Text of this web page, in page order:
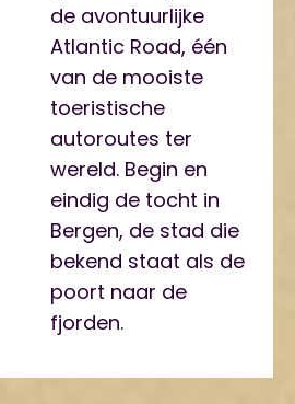
de avontuurlijke
Atlantic Road, één
van de mooiste
toeristische
autoroutes ter
wereld. Begin en
eindig de tocht in
Bergen, de stad die
bekend staat als de
poort naar de
fjorden.